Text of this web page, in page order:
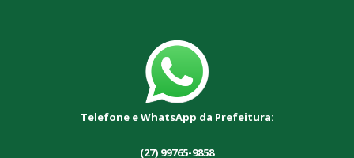
Telefone e WhatsApp da Prefeitura:
(27) 99765-9858